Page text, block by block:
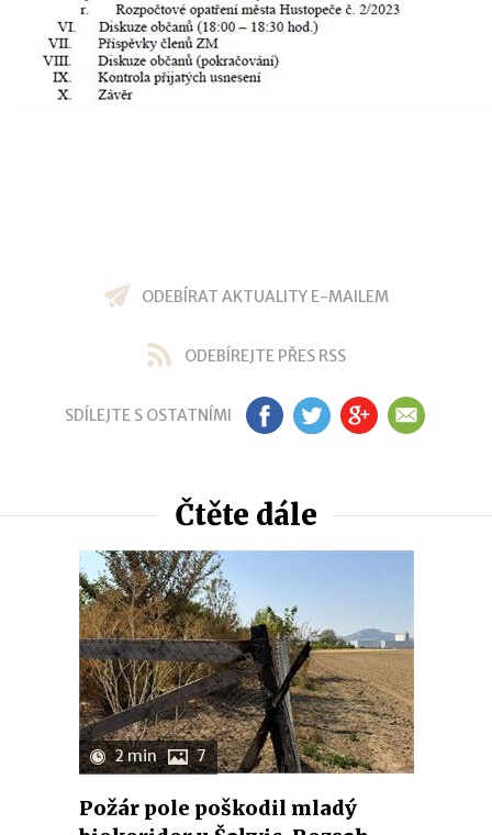
ODEBÍRAT AKTUALITY E-MAILEM
ODEBÍREJTE PŘES RSS
SDÍLEJTE S OSTATNÍMI FB TW GP EM
Čtěte dále
2 min 7
Požár pole poškodil mladý